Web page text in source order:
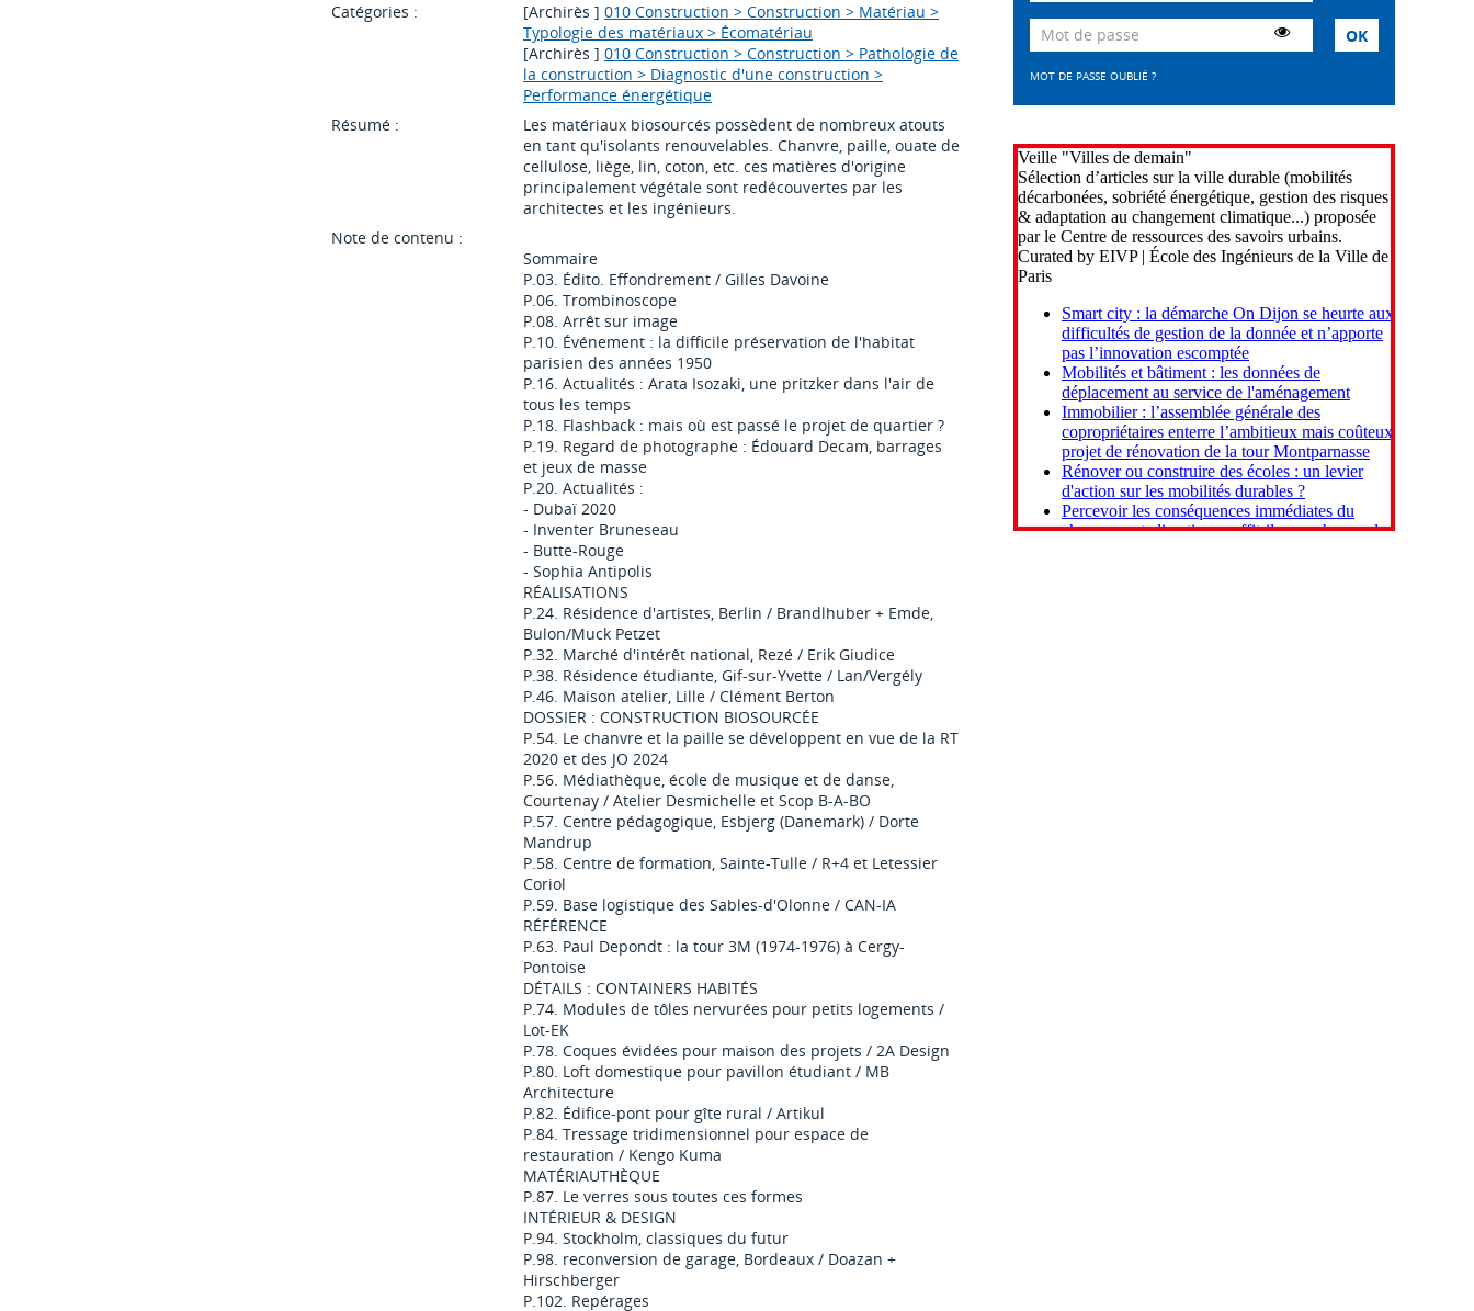
Catégories :
[Archirès ]010 Construction > Construction > Matériau >
Typologie des matériaux > Écomatériau
[Archirès ]010 Construction > Construction > Pathologie de
la construction > Diagnostic d'une construction >
Performance énergétique
Résumé :
Les matériaux biosourcés possèdent de nombreux atouts
en tant qu'isolants renouvelables. Chanvre, paille, ouate de
cellulose, liège, lin, coton, etc. ces matières d'origine
principalement végétale sont redécouvertes par les
architectes et les ingénieurs.
Note de contenu :
Sommaire
P.03. Édito. Effondrement / Gilles Davoine
P.06. Trombinoscope
P.08. Arrêt sur image
P.10. Événement : la difficile préservation de l'habitat
parisien des années 1950
P.16. Actualités : Arata Isozaki, une pritzker dans l'air de
tous les temps
P.18. Flashback : mais où est passé le projet de quartier ?
P.19. Regard de photographe : Édouard Decam, barrages
et jeux de masse
P.20. Actualités :
- Dubaï 2020
- Inventer Bruneseau
- Butte-Rouge
- Sophia Antipolis
RÉALISATIONS
P.24. Résidence d'artistes, Berlin / Brandlhuber + Emde,
Bulon/Muck Petzet
P.32. Marché d'intérêt national, Rezé / Erik Giudice
P.38. Résidence étudiante, Gif-sur-Yvette / Lan/Vergély
P.46. Maison atelier, Lille / Clément Berton
DOSSIER : CONSTRUCTION BIOSOURCÉE
P.54. Le chanvre et la paille se développent en vue de la RT
2020 et des JO 2024
P.56. Médiathèque, école de musique et de danse,
Courtenay / Atelier Desmichelle et Scop B-A-BO
P.57. Centre pédagogique, Esbjerg (Danemark) / Dorte
Mandrup
P.58. Centre de formation, Sainte-Tulle / R+4 et Letessier
Coriol
P.59. Base logistique des Sables-d'Olonne / CAN-IA
RÉFÉRENCE
P.63. Paul Depondt : la tour 3M (1974-1976) à Cergy-
Pontoise
DÉTAILS : CONTAINERS HABITÉS
P.74. Modules de tôles nervurées pour petits logements /
Lot-EK
P.78. Coques évidées pour maison des projets / 2A Design
P.80. Loft domestique pour pavillon étudiant / MB
Architecture
P.82. Édifice-pont pour gîte rural / Artikul
P.84. Tressage tridimensionnel pour espace de
restauration / Kengo Kuma
MATÉRIAUTHÈQUE
P.87. Le verres sous toutes ces formes
INTÉRIEUR & DESIGN
P.94. Stockholm, classiques du futur
P.98. reconversion de garage, Bordeaux / Doazan +
Hirschberger
P.102. Repérages
MOT DE PASSE OUBLIÉ ?